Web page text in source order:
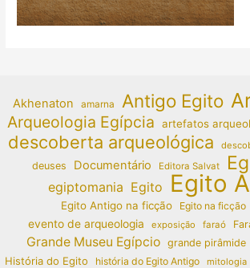
Akhenaton amarna Antigo Egito
Arqueologia Egípcia artefatos
descoberta arqueológica
deuses Documentário Editora Salvat
egiptomania Egito Egito
Egito Antigo na ficção Egito na ficção
evento de arqueologia exposição faraó
Grande Museu Egípcio grande pirâmide
História do Egito
história do Egito Antigo mitologia